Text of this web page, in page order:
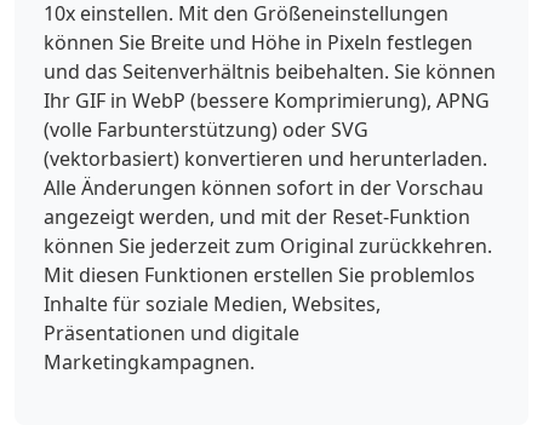
10x einstellen. Mit den Größeneinstellungen
können Sie Breite und Höhe in Pixeln festlegen
und das Seitenverhältnis beibehalten. Sie können
Ihr GIF in WebP (bessere Komprimierung), APNG
(volle Farbunterstützung) oder SVG
(vektorbasiert) konvertieren und herunterladen.
Alle Änderungen können sofort in der Vorschau
angezeigt werden, und mit der Reset-Funktion
können Sie jederzeit zum Original zurückkehren.
Mit diesen Funktionen erstellen Sie problemlos
Inhalte für soziale Medien, Websites,
Präsentationen und digitale
Marketingkampagnen.